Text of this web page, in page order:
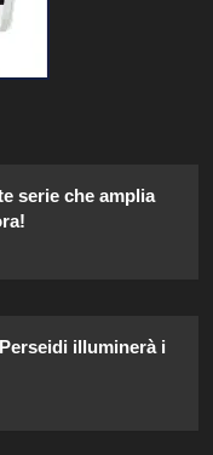
serie che amplia
illuminerà i